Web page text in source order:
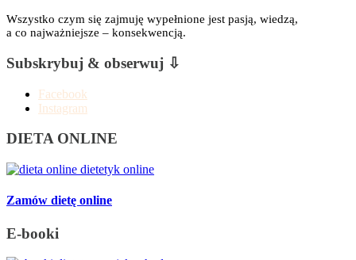
Wszystko czym się zajmuję wypełnione jest pasją, wiedzą,
a co najważniejsze – konsekwencją.
Subskrybuj & obserwuj ⇩
Facebook
Instagram
DIETA ONLINE
Zamów dietę online
E-booki